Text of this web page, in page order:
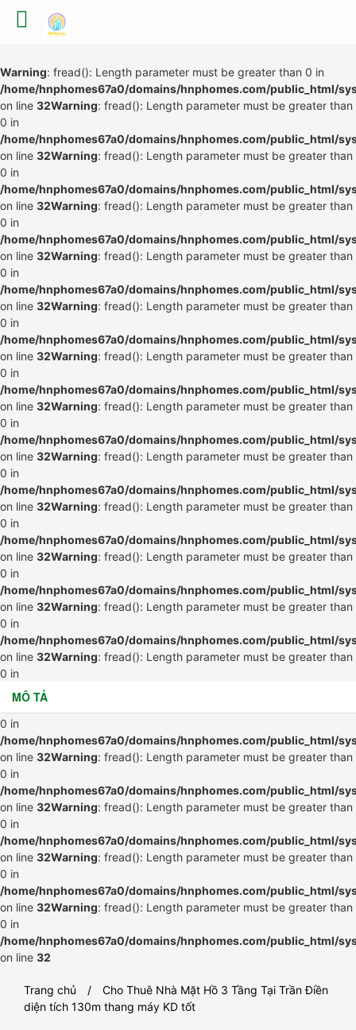
Warning: fread(): Length parameter must be greater than 0 in
/home/hnphomes67a0/domains/hnphomes.com/public_html/
on line 32Warning: fread(): Length parameter must be greater than
0 in
/home/hnphomes67a0/domains/hnphomes.com/public_html/
on line 32Warning: fread(): Length parameter must be greater than
0 in
/home/hnphomes67a0/domains/hnphomes.com/public_html/
on line 32Warning: fread(): Length parameter must be greater than
0 in
/home/hnphomes67a0/domains/hnphomes.com/public_html/
on line 32Warning: fread(): Length parameter must be greater than
0 in
/home/hnphomes67a0/domains/hnphomes.com/public_html/
on line 32Warning: fread(): Length parameter must be greater than
0 in
/home/hnphomes67a0/domains/hnphomes.com/public_html/
on line 32Warning: fread(): Length parameter must be greater than
0 in
/home/hnphomes67a0/domains/hnphomes.com/public_html/
on line 32Warning: fread(): Length parameter must be greater than
0 in
/home/hnphomes67a0/domains/hnphomes.com/public_html/
on line 32Warning: fread(): Length parameter must be greater than
0 in
/home/hnphomes67a0/domains/hnphomes.com/public_html/
on line 32Warning: fread(): Length parameter must be greater than
0 in
/home/hnphomes67a0/domains/hnphomes.com/public_html/
on line 32Warning: fread(): Length parameter must be greater than
0 in
/home/hnphomes67a0/domains/hnphomes.com/public_html/
on line 32Warning: fread(): Length parameter must be greater than
0 in
/home/hnphomes67a0/domains/hnphomes.com/public_html/
on line 32Warning: fread(): Length parameter must be greater than
0 in
/home/hnphomes67a0/domains/hnphomes.com/public_html/
0 in
/home/hnphomes67a0/domains/hnphomes.com/public_html/
on line 32Warning: fread(): Length parameter must be greater than
0 in
/home/hnphomes67a0/domains/hnphomes.com/public_html/
on line 32Warning: fread(): Length parameter must be greater than
0 in
/home/hnphomes67a0/domains/hnphomes.com/public_html/
on line 32Warning: fread(): Length parameter must be greater than
0 in
/home/hnphomes67a0/domains/hnphomes.com/public_html/
on line 32Warning: fread(): Length parameter must be greater than
0 in
/home/hnphomes67a0/domains/hnphomes.com/public_html/
on line 32
Trang chủ
Cho Thuê Nhà Mặt Hồ 3 Tầng Tại Trần Điền
diện tích 130m thang máy KD tốt
MÔ TẢ